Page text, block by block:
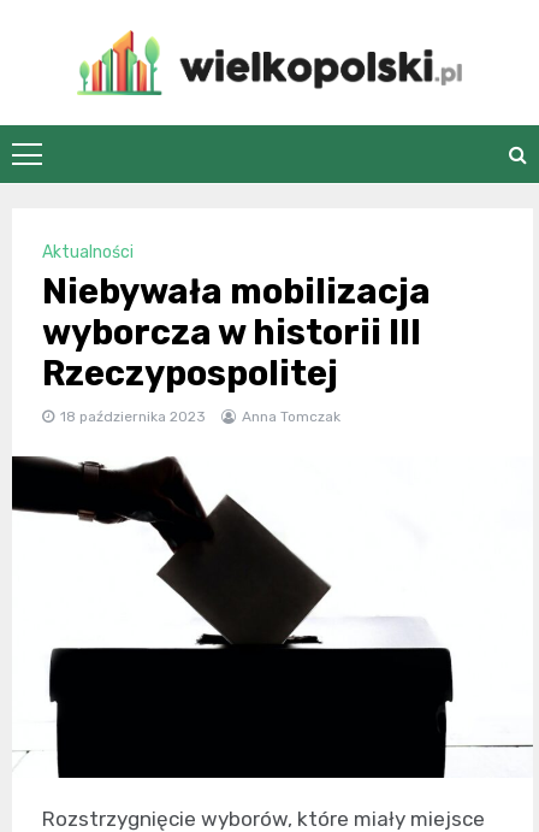
wielkopolski.pl
Aktualności
Niebywała mobilizacja
wyborcza w historii III
Rzeczypospolitej
18 października 2023 Anna Tomczak
Rozstrzygnięcie wyborów, które miały miejsce